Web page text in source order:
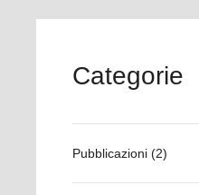
Categorie
Pubblicazioni (2)